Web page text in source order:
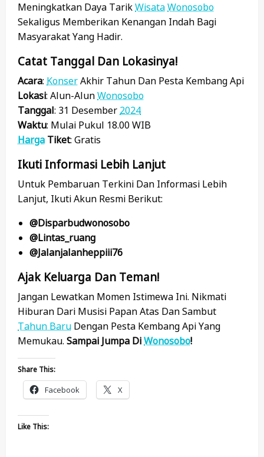
Meningkatkan Daya TarikWisataWonosobo
Sekaligus Memberikan Kenangan Indah Bagi
Masyarakat Yang Hadir.
Catat Tanggal Dan Lokasinya!
Acara: KonserAkhir Tahun Dan Pesta Kembang Api
Lokasi: Alun-AlunWonosobo
Tanggal: 31 Desember 2024
Waktu: Mulai Pukul 18.00 WIB
Harga Tiket: Gratis
Ikuti Informasi Lebih Lanjut
Untuk Pembaruan Terkini Dan Informasi Lebih
Lanjut, Ikuti Akun Resmi Berikut:
@disparbudwonosobo
@lintas_ruang
@jalanjalanheppiii76
Ajak Keluarga Dan Teman!
Jangan Lewatkan Momen Istimewa Ini. Nikmati
Hiburan Dari Musisi Papan Atas Dan Sambut
Tahun Baru Dengan Pesta Kembang Api Yang
Memukau. Sampai Jumpa DiWonosobo!
Share This:
Facebook X
Like This: